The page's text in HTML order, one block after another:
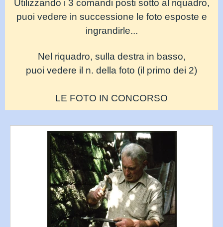
Utilizzando i 3 comandi posti sotto al riquadro,
puoi vedere in successione le foto esposte e
ingrandirle...
Nel riquadro, sulla destra in basso,
puoi vedere il n. della foto (il primo dei 2)
LE FOTO IN CONCORSO